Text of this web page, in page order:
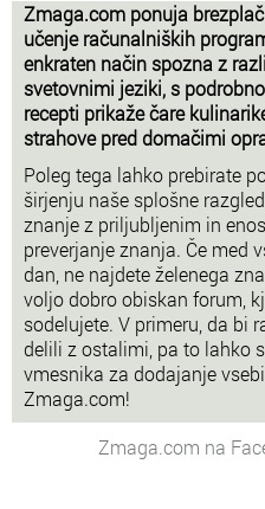
Zmaga.com ponuja
učenje računalniških
enkraten način spozna z
svetovnimi jeziki, s
recepti prikaže čare
strahove pred domačimi
Poleg tega lahko prebirate
širjenju naše splošne
znanje z priljubljenim in
preverjanje znanja. Če med
dan, ne najdete želenega
voljo dobro obiskan forum,
sodelujete. V primeru, da bi
delili z ostalimi, pa to lahko
vmesnika za dodajanje
Zmaga.com!
Zmaga.com na